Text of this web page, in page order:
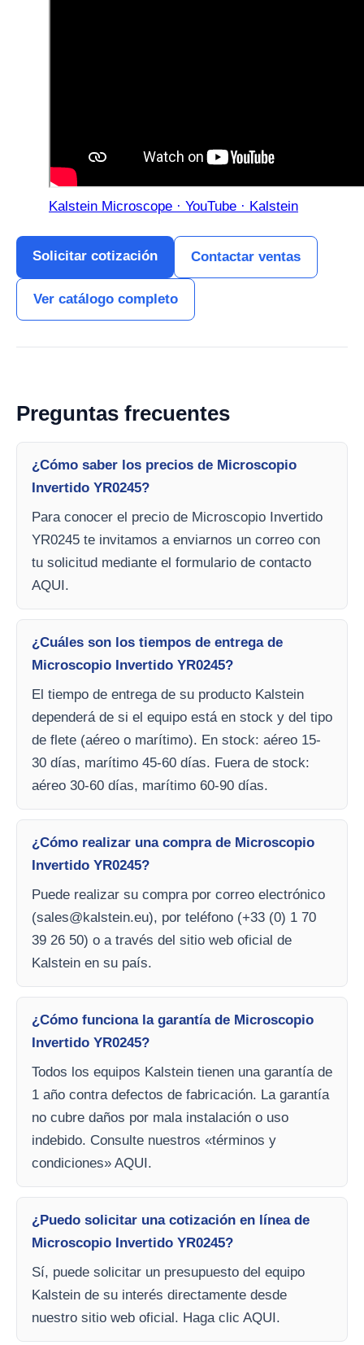
Kalstein Microscope · YouTube · Kalstein
Solicitar cotización Contactar ventas
Ver catálogo completo
Preguntas frecuentes
¿Cómo saber los precios de Microscopio
Invertido YR0245?
Para conocer el precio de Microscopio Invertido
YR0245 te invitamos a enviarnos un correo con
tu solicitud mediante el formulario de contacto
AQUI.
¿Cuáles son los tiempos de entrega de
Microscopio Invertido YR0245?
El tiempo de entrega de su producto Kalstein
dependerá de si el equipo está en stock y del tipo
de flete (aéreo o marítimo). En stock: aéreo 15-
30 días, marítimo 45-60 días. Fuera de stock:
aéreo 30-60 días, marítimo 60-90 días.
¿Cómo realizar una compra de Microscopio
Invertido YR0245?
Puede realizar su compra por correo electrónico
(sales@kalstein.eu), por teléfono (+33 (0) 1 70
39 26 50) o a través del sitio web oficial de
Kalstein en su país.
¿Cómo funciona la garantía de Microscopio
Invertido YR0245?
Todos los equipos Kalstein tienen una garantía de
1 año contra defectos de fabricación. La garantía
no cubre daños por mala instalación o uso
indebido. Consulte nuestros «términos y
condiciones» AQUI.
¿Puedo solicitar una cotización en línea de
Microscopio Invertido YR0245?
Sí, puede solicitar un presupuesto del equipo
Kalstein de su interés directamente desde
nuestro sitio web oficial. Haga clic AQUI.